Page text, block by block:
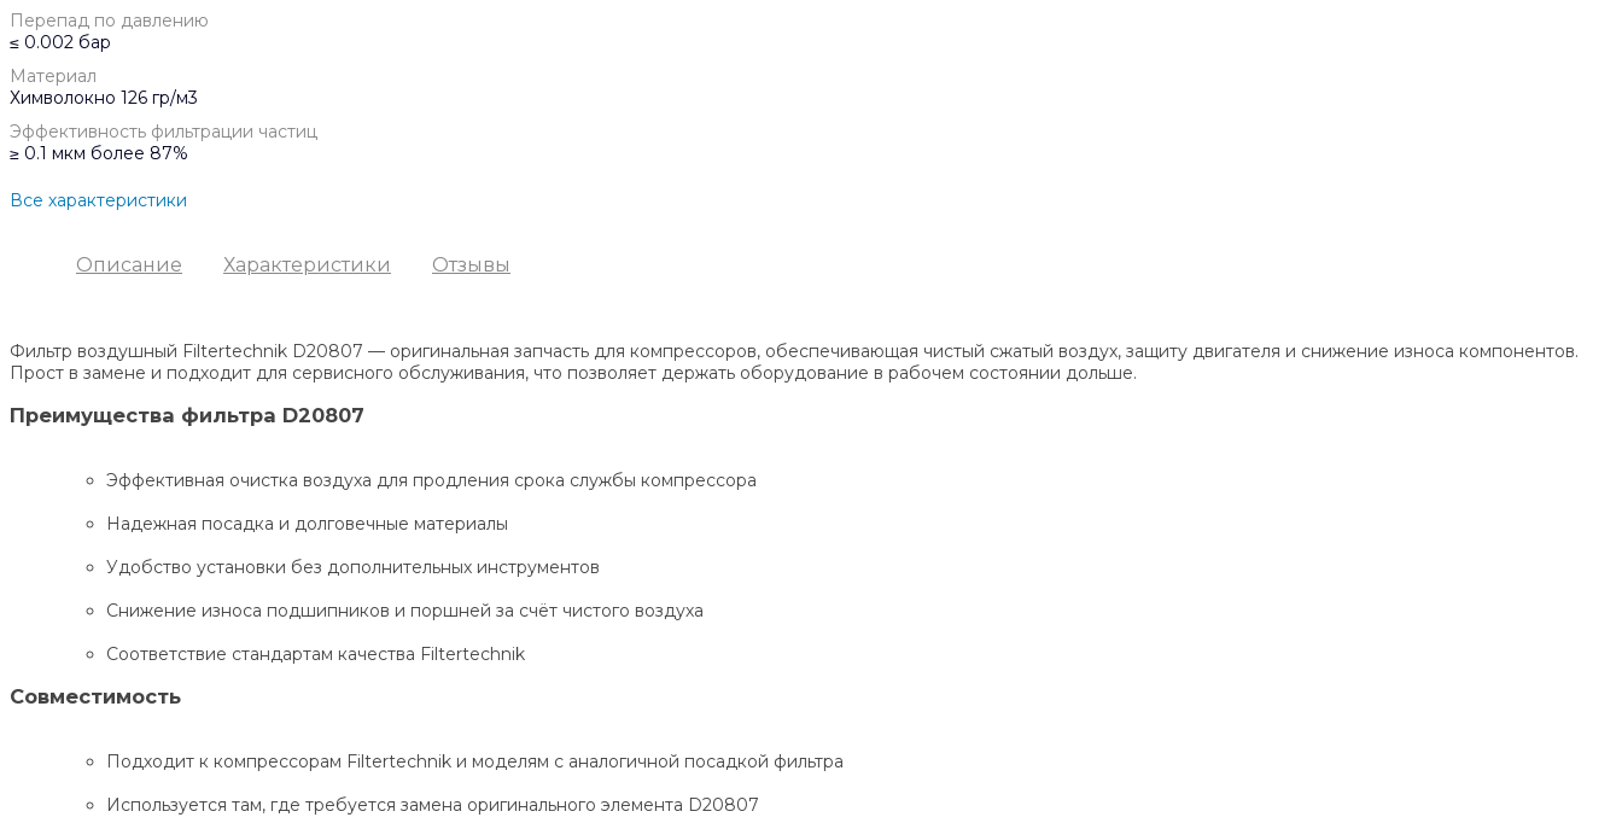
Перепад по давлению
≤ 0.002 бар
Материал
Химволокно 126 гр/м3
Эффективность фильтрации частиц
≥ 0.1 мкм более 87%
Все характеристики
Описание Характеристики Отзывы
Фильтр воздушный Filtertechnik D20807 — оригинальная запчасть для компрессоров, обеспечивающая чистый сжатый воздух, защиту двигателя и снижение износа компонентов.
Прост в замене и подходит для сервисного обслуживания, что позволяет держать оборудование в рабочем состоянии дольше.
Преимущества фильтра D20807
Эффективная очистка воздуха для продления срока службы компрессора
Надежная посадка и долговечные материалы
Удобство установки без дополнительных инструментов
Снижение износа подшипников и поршней за счёт чистого воздуха
Соответствие стандартам качества Filtertechnik
Совместимость
Подходит к компрессорам Filtertechnik и моделям с аналогичной посадкой фильтра
Используется там, где требуется замена оригинального элемента D20807